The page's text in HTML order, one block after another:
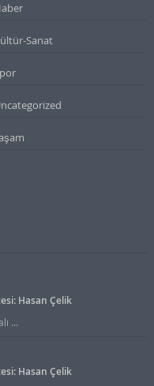
Sanat
Hasan Çelik
...
Hasan Çelik